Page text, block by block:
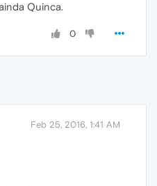
Quinca.
0
Feb 25, 2016, 1:41 AM